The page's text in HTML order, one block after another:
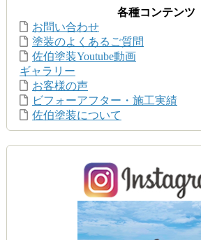
各種コンテンツ
お問い合わせ
塗装のよくあるご質問
佐伯塗装Youtube動画
ギャラリー
お客様の声
ビフォーアフター・施工実績
佐伯塗装について